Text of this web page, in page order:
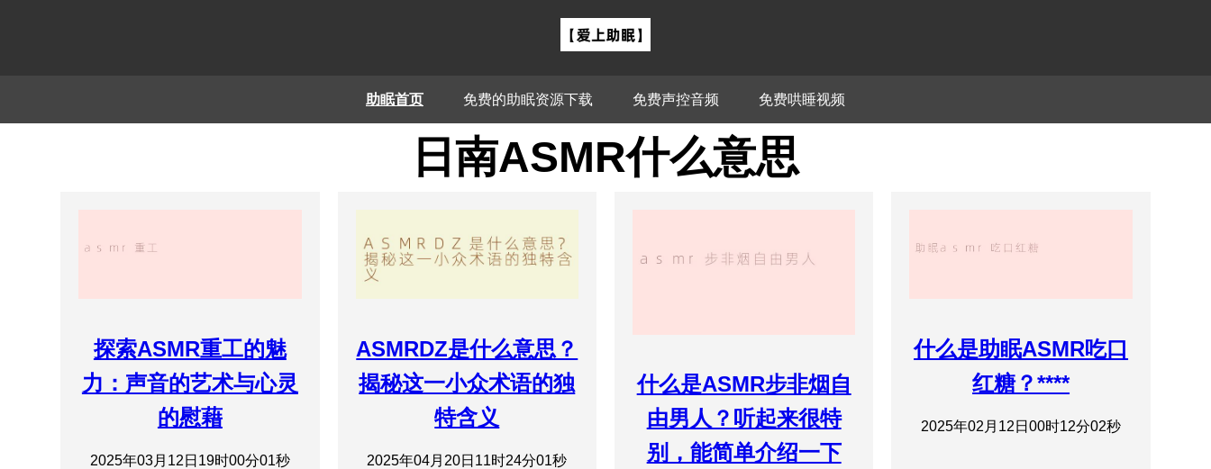
助眠首页 免费的助眠资源下载 免费声控音频 免费哄睡视频
日南ASMR什么意思
探索ASMR重工的魅
力：声音的艺术与心灵
的慰藉
2025年03月12日19时00分01秒
ASMRDZ是什么意思？
揭秘这一小众术语的独
特含义
2025年04月20日11时24分01秒
什么是ASMR步非烟自
由男人？听起来很特
别，能简单介绍一下
什么是助眠ASMR吃口
红糖？****
2025年02月12日00时12分02秒